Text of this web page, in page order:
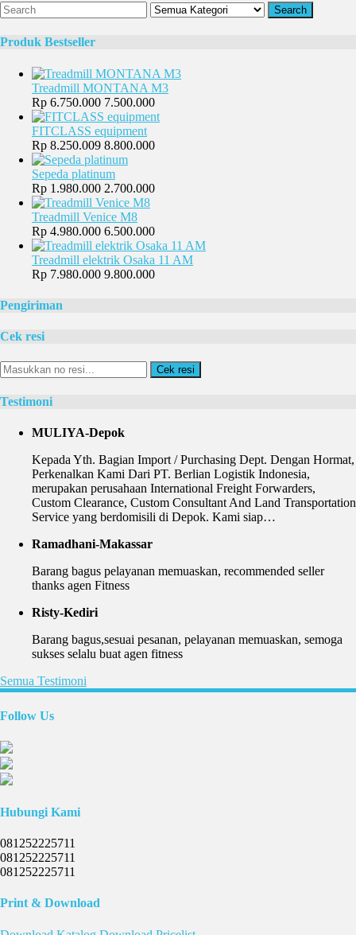
Search
Produk Bestseller
Treadmill MONTANA M3
Rp 6.750.000 7.500.000
FITCLASS equipment
Rp 8.250.009 8.800.000
Sepeda platinum
Rp 1.980.000 2.700.000
Treadmill Venice M8
Rp 4.980.000 6.500.000
Treadmill elektrik Osaka 11 AM
Rp 7.980.000 9.800.000
Pengiriman
Cek resi
Cek resi
Testimoni
MULIYA-Depok
Kepada Yth. Bagian Import / Purchasing Dept. Dengan Hormat,
Perkenalkan Kami Dari PT. Berlian Logistik Indonesia,
merupakan perusahaan International Freight Forwarders,
Custom Clearance, Custom Consultant And Land Transportation
Service yang berdomisili di Depok. Kami siap…
Ramadhani-Makassar
Barang bagus pelayanan memuaskan, recommended seller
thanks agen Fitness
Risty-Kediri
Barang bagus,sesuai pesanan, pelayanan memuaskan, semoga
sukses selalu buat agen fitness
Semua Testimoni
Follow Us
Hubungi Kami
081252225711
081252225711
081252225711
Print & Download